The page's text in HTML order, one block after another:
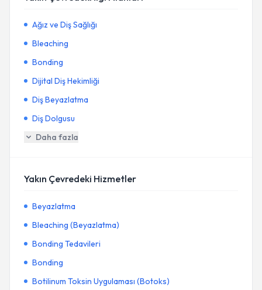
Ağız ve Diş Sağlığı
Bleaching
Bonding
Dijital Diş Hekimliği
Diş Beyazlatma
Diş Dolgusu
Daha fazla
Yakın Çevredeki Hizmetler
Beyazlatma
Bleaching (Beyazlatma)
Bonding Tedavileri
Bonding
Botilinum Toksin Uygulaması (Botoks)